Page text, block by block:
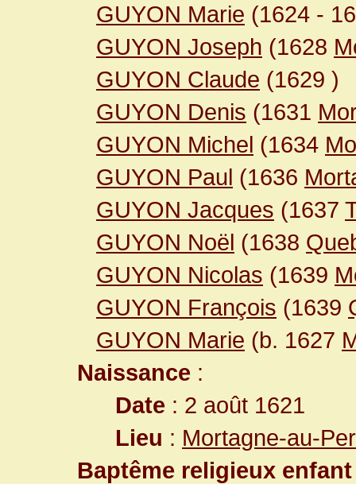
GUYON Marie (1624 -
GUYON Joseph (1628
GUYON Claude (1629 )
GUYON Denis (1631
GUYON Michel (1634
GUYON Paul (1636
GUYON Jacques (1637
GUYON Noël (1638
GUYON Nicolas (1639
GUYON François (1639
GUYON Marie (b. 1627
Naissance :
Date : 2 août 1621
Lieu : Mortagne-au-
Baptême religieux enfant